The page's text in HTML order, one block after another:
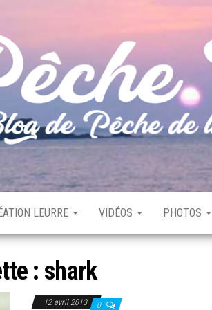
LEURRE VIDÉOS PHOTOS
: shark
12 avril 2013 0